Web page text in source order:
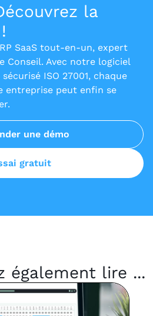
la
SaaS tout-en-un, expert
Conseil. Avec notre logiciel
ISO 27001, chaque
entreprise peut enfin se
une démo
gratuit
également lire ...